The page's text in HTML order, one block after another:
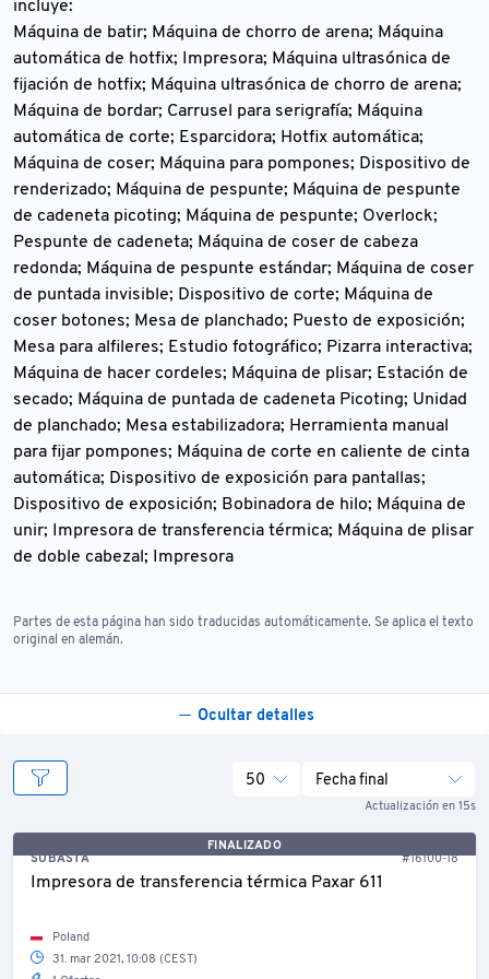
incluye:
Máquina de batir; Máquina de chorro de arena; Máquina
automática de hotfix; Impresora; Máquina ultrasónica de
fijación de hotfix; Máquina ultrasónica de chorro de arena;
Máquina de bordar; Carrusel para serigrafía; Máquina
automática de corte; Esparcidora; Hotfix automática;
Máquina de coser; Máquina para pompones; Dispositivo de
renderizado; Máquina de pespunte; Máquina de pespunte
de cadeneta picoting; Máquina de pespunte; Overlock;
Pespunte de cadeneta; Máquina de coser de cabeza
redonda; Máquina de pespunte estándar; Máquina de coser
de puntada invisible; Dispositivo de corte; Máquina de
coser botones; Mesa de planchado; Puesto de exposición;
Mesa para alfileres; Estudio fotográfico; Pizarra interactiva;
Máquina de hacer cordeles; Máquina de plisar; Estación de
secado; Máquina de puntada de cadeneta Picoting; Unidad
de planchado; Mesa estabilizadora; Herramienta manual
para fijar pompones; Máquina de corte en caliente de cinta
automática; Dispositivo de exposición para pantallas;
Dispositivo de exposición; Bobinadora de hilo; Máquina de
unir; Impresora de transferencia térmica; Máquina de plisar
de doble cabezal; Impresora
Partes de esta página han sido traducidas automáticamente. Se aplica el texto
original en alemán.
Ocultar detalles
Actualización en 15s
50 Fecha final
FINALIZADO
SUBASTA
#16100-18
Impresora de transferencia térmica Paxar 611
Poland
31. mar 2021, 10:08 (CEST)